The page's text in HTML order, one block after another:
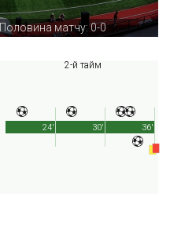
Половина матчу: 0-0
2-й тайм
36'
24' 30'